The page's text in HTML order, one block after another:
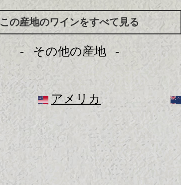
この産地のワインをすべて見る
その他の産地
アメリカ